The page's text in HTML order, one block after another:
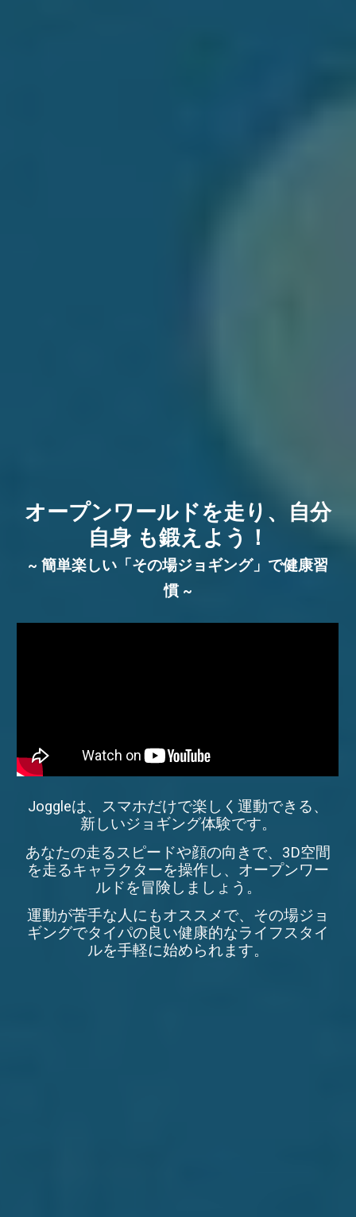
オープンワールドを走り、自分
自身 も鍛えよう！
~ 簡単楽しい「その場ジョギング」で健康習
慣 ~
Joggleは、スマホだけで楽しく運動できる、
新しいジョギング体験です。
あなたの走るスピードや顔の向きで、3D空間
を走るキャラクターを操作し、 オープンワー
ルドを冒険しましょう。
運動が苦手な人にもオススメで、その場ジョ
ギングでタイパの良い健康的なライフスタイ
ルを手軽に始められます。